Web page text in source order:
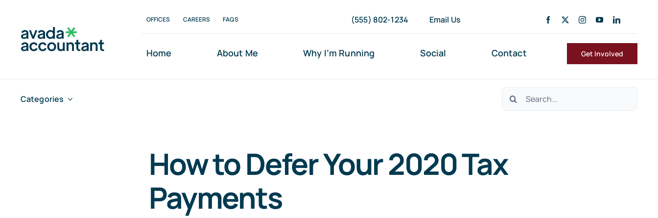
content
OFFICES CAREERS FAQS (555) 802-1234 Email Us
Home About Me Why I’m Running Social Contact Get Involved
Categories
Search
How to Defer Your 2020 Tax
Payments